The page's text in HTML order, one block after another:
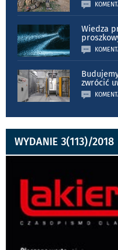
Wiedza
zwrócić
WYDANIE 3(113)/2018